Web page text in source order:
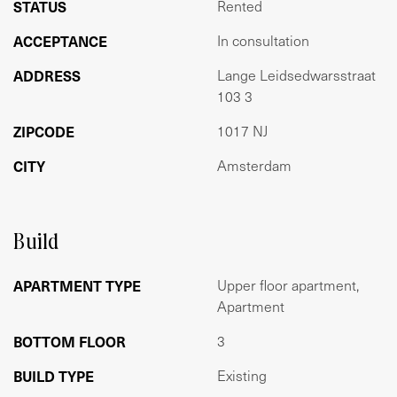
Per 1 juli 2024
Huurprijs:
€ 2.800,- exclusief per maand (€ 100,- schoonmaakkosten
Huurperiode:
2 jaar, bepaalde tijd contract
Per maand vooruit
Deze informatie is met de nodige zorgvuldigheid
samengesteld. Onzerzijds wordt geen aansprakelijkheid
STATUS Rented
ACCEPTANCE In consultation
ADDRESS
Lange Leidsedwarsstraat
103 3
ZIPCODE 1017 NJ
CITY Amsterdam
Build
APARTMENT TYPE
Upper floor apartment,
Apartment
BOTTOM FLOOR 3
BUILD TYPE Existing